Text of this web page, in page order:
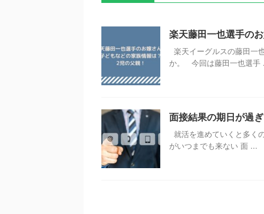
楽天藤田一也選手の
楽天イーグルスの藤田一
か。 今回は藤田一也選手
面接結果の期日が過
就活を進めていくと多く
がいつまでも来ない 面 ...